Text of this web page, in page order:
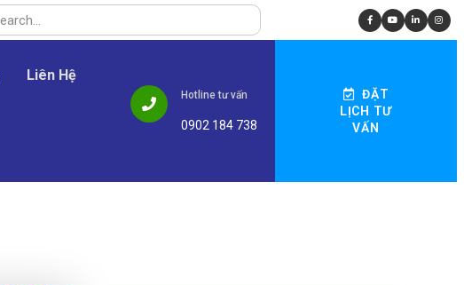
Liên Hệ
Hotline tư vấn
0902 184 738
ĐẶT
LỊCH TƯ
VẤN